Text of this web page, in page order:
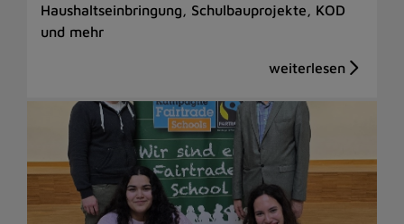
Haushaltseinbringung, Schulbauprojekte, KOD
und mehr